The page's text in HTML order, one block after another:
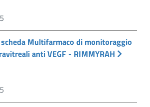
Multifarmaco di monitoraggio
anti VEGF - RIMMYRAH